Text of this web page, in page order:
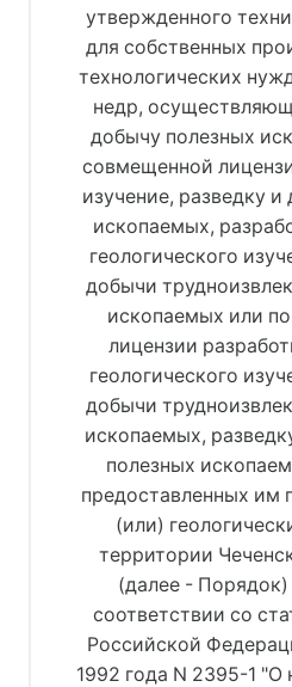
утвержденного
для собственных
технологических
недр,
добычу полезных
совмещенной
изучение, разведку
ископаемых,
геологического
добычи
ископаемых или
лицензии
геологического
добычи
ископаемых,
полезных
предоставленных им
(или)
территории
(далее - Порядок)
соответствии со
Российской
1992 года N 2395-1 "О